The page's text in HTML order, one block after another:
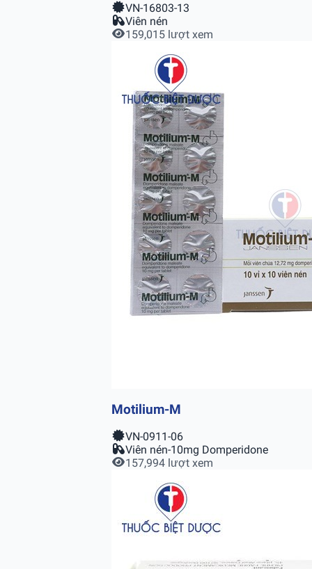
VN-16803-13
Viên nén
159,015 lượt xem
Motilium-M
VN-0911-06
Viên nén-10mg Domperidone
157,994 lượt xem